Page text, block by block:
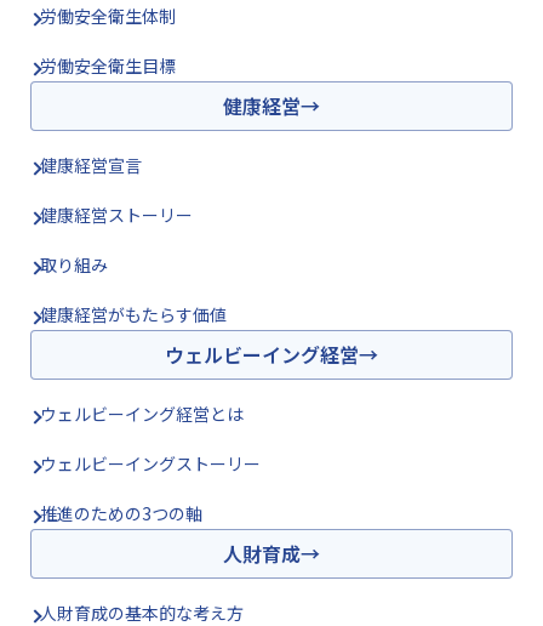
労働安全衛生体制
労働安全衛生目標
健康経営
健康経営宣言
健康経営ストーリー
取り組み
健康経営がもたらす価値
ウェルビーイング経営
ウェルビーイング経営とは
ウェルビーイングストーリー
推進のための3つの軸
人財育成
人財育成の基本的な考え方